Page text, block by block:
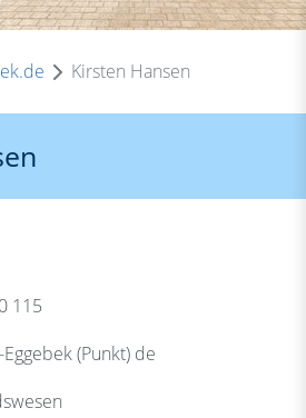
Kirsten Hansen
115
(Punkt) de